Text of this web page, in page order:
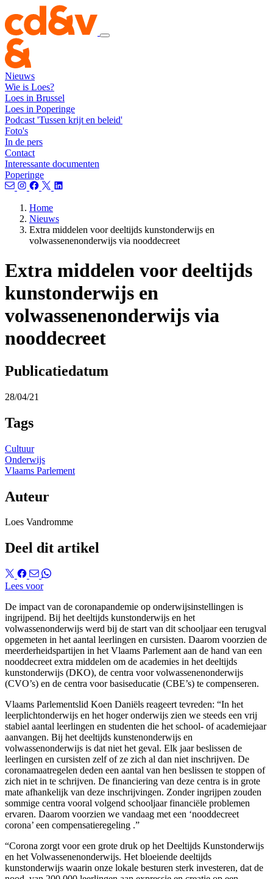
Nieuws
Wie is Loes?
Loes in Brussel
Loes in Poperinge
Podcast 'Tussen krijt en beleid'
Foto's
In de pers
Contact
Interessante documenten
Poperinge
Home
Nieuws
Extra middelen voor deeltijds kunstonderwijs en
volwassenenonderwijs via nooddecreet
Extra middelen voor deeltijds
kunstonderwijs en
volwassenenonderwijs via
nooddecreet
Publicatiedatum
28/04/21
Tags
Cultuur
Onderwijs
Vlaams Parlement
Auteur
Loes Vandromme
Deel dit artikel
Lees voor
De impact van de coronapandemie op onderwijsinstellingen is
ingrijpend. Bij het deeltijds kunstonderwijs en het
volwassenonderwijs werd bij de start van dit schooljaar een terugval
opgemeten in het aantal leerlingen en cursisten. Daarom voorzien de
meerderheidspartijen in het Vlaams Parlement aan de hand van een
nooddecreet extra middelen om de academies in het deeltijds
kunstonderwijs (DKO), de centra voor volwassenenonderwijs
(CVO’s) en de centra voor basiseducatie (CBE’s) te compenseren.
Vlaams Parlementslid Koen Daniëls reageert tevreden: “In het
leerplichtonderwijs en het hoger onderwijs zien we steeds een vrij
stabiel aantal leerlingen en studenten die het school- of academiejaar
aanvangen. Bij het deeltijds kunstenonderwijs en
volwassenonderwijs is dat niet het geval. Elk jaar beslissen de
leerlingen en cursisten zelf of ze zich al dan niet inschrijven. De
coronamaatregelen deden een aantal van hen beslissen te stoppen of
zich niet in te schrijven. De financiering van deze centra is in grote
mate afhankelijk van deze inschrijvingen. Zonder ingrijpen zouden
sommige centra vooral volgend schooljaar financiële problemen
ervaren. Daarom voorzien we vandaag met een ‘nooddecreet
corona’ een compensatieregeling .”
“Corona zorgt voor een grote druk op het Deeltijds Kunstonderwijs
en het Volwassenenonderwijs. Het bloeiende deeltijds
kunstonderwijs waarin onze lokale besturen sterk investeren, dat de